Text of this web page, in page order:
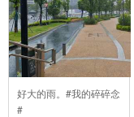
好大的雨。#我的碎碎念
#